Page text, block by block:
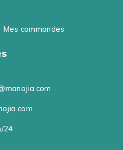
Mes commandes
24